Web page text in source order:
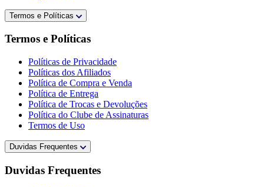
Termos e Políticas
Termos e Políticas
Políticas de Privacidade
Políticas dos Afiliados
Política de Compra e Venda
Política de Entrega
Política de Trocas e Devoluções
Política do Clube de Assinaturas
Termos de Uso
Duvidas Frequentes
Duvidas Frequentes